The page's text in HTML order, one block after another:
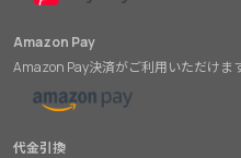
Amazon Pay
Amazon Pay決済がご利用いただけます
代金引換